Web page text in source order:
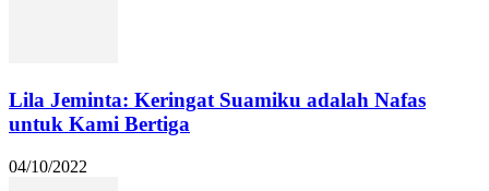
Lila Jeminta: Keringat Suamiku adalah Nafas
untuk Kami Bertiga
04/10/2022